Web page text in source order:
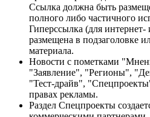
Ссылка должна быть
полного либо частичного
Гиперссылка (для
размещена в подзаголовке
материала.
Новости с пометками
"Заявление", "Регионы",
"Тест-драйв",
правах рекламы.
Раздел Спецпроекты